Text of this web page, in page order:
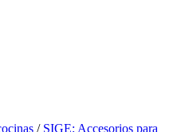
/ SIGE: Accesorios para